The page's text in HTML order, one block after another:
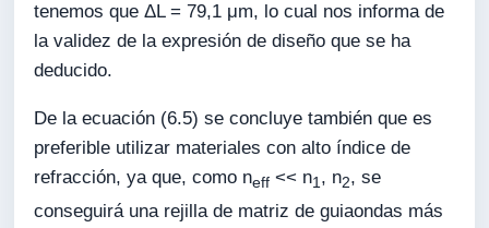
tenemos que ΔL = 79,1 μm, lo cual nos informa de
la validez de la expresión de diseño que se ha
deducido.
De la ecuación (6.5) se concluye también que es
preferible utilizar materiales con alto índice de
refracción, ya que, como neff << n1, n2, se
conseguirá una rejilla de matriz de guiaondas más